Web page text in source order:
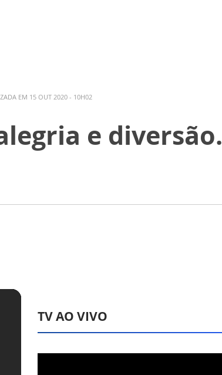
EM 15 OUT 2020 - 10H02
e diversão.
TV AO VIVO